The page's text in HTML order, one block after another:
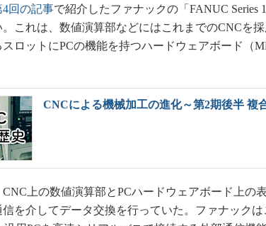
回の記事で紹介したファナックの「FANUC Series
。これは、数値演算部などにはこれまでのCNCを
ロットにPCの機能を持つハードウェアボード（
CNCによる機械加工の進化～第2期後半 複
上の数値演算部とPCハードウェアボード上の
信を介してデータ交換を行っていた。ファナック